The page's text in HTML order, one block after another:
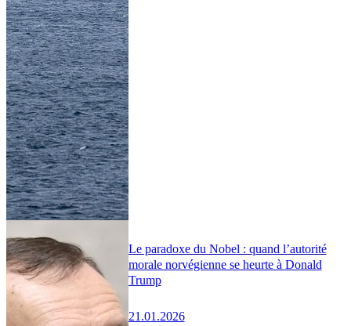
Le paradoxe du Nobel : quand l’autorité
morale norvégienne se heurte à Donald
Trump
21.01.2026